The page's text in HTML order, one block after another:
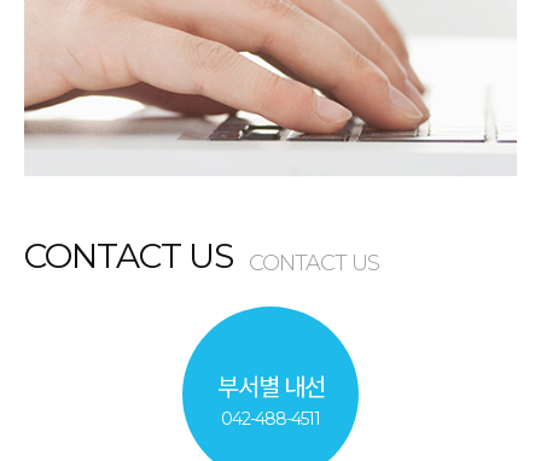
CONTACT US CONTACT US
부서별 내선
042-488-4511